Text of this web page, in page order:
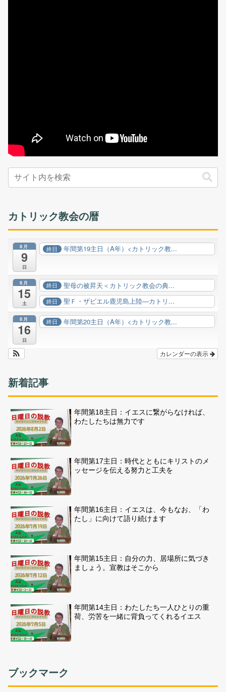
カトリック教会の暦
8月
9
日
終日 年間第19主日（A年）<カトリック教...
8月
15
土
終日 聖母の被昇天＜カトリック教会の典...
終日 聖Ｆ・ザビエル鹿児島上陸—カトリ...
8月
16
日
終日 年間第20主日（A年）<カトリック教...
カレンダーの表示
新着記事
年間第18主日：イエスに繋がらなければ、
わたしたちは無力です
年間第17主日：時代とともにキリストのメ
ッセージを伝える努力と工夫を
年間第16主日：イエスは、今もなお、「わ
たし」に向けて語り続けます
年間第15主日：自分の力、居場所に気づき
ましょう。宣教はそこから
年間第14主日：わたしたち一人ひとりの重
荷、労苦を一緒に背負ってくれるイエス
ブックマーク